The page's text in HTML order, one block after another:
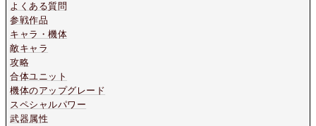
よくある質問
参戦作品
キャラ・機体
敵キャラ
攻略
合体ユニット
機体のアップグレード
スペシャルパワー
武器属性